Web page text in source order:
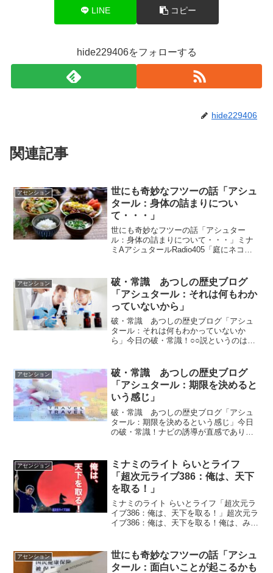
LINE コピー
hide229406をフォローする
hide229406
関連記事
アセンション
世にも奇妙なフツーの話「アシュ
タール：身体の詰まりについ
て・・・」
世にも奇妙なフツーの話「アシュター
ル：身体の詰まりについて・・・」ミナ
ミAアシュタールRadio405「庭にネコが
「それは自分の軸がなくとても危険な
こ...
アセンション
破・常識 あつしの歴史ブログ
「アシュタール：それは何もわか
っていないから」
破・常識 あつしの歴史ブログ「アシュ
タール：それは何もわかっていないか
ら」今日の破・常識！○○説というのは時
ュタールアシュタールからのメッセージ
今日のアシュタールからの...
アセンション
破・常識 あつしの歴史ブログ
「アシュタール：期限を決めると
いう感じ」
破・常識 あつしの歴史ブログ「アシュ
タール：期限を決めるという感じ」今日
の破・常識！ナビの誘導が直感であり、
限を決めれば、行動しやすくもなります
のでそういう意味でもしっ...
アセンション
ミナミのライト らいとライフ
「超次元ライブ386：俺は、天下
を取る！」
ミナミのライト らいとライフ「超次元ラ
イブ386：俺は、天下を取る！」超次元ラ
イブ386：俺は、天下を取る！俺は、みん
を取る！と宣言した織田信長さんの熱い
思い。信長さ...
アセンション
世にも奇妙なフツーの話「アシュ
タール：面白いことが起こるかも